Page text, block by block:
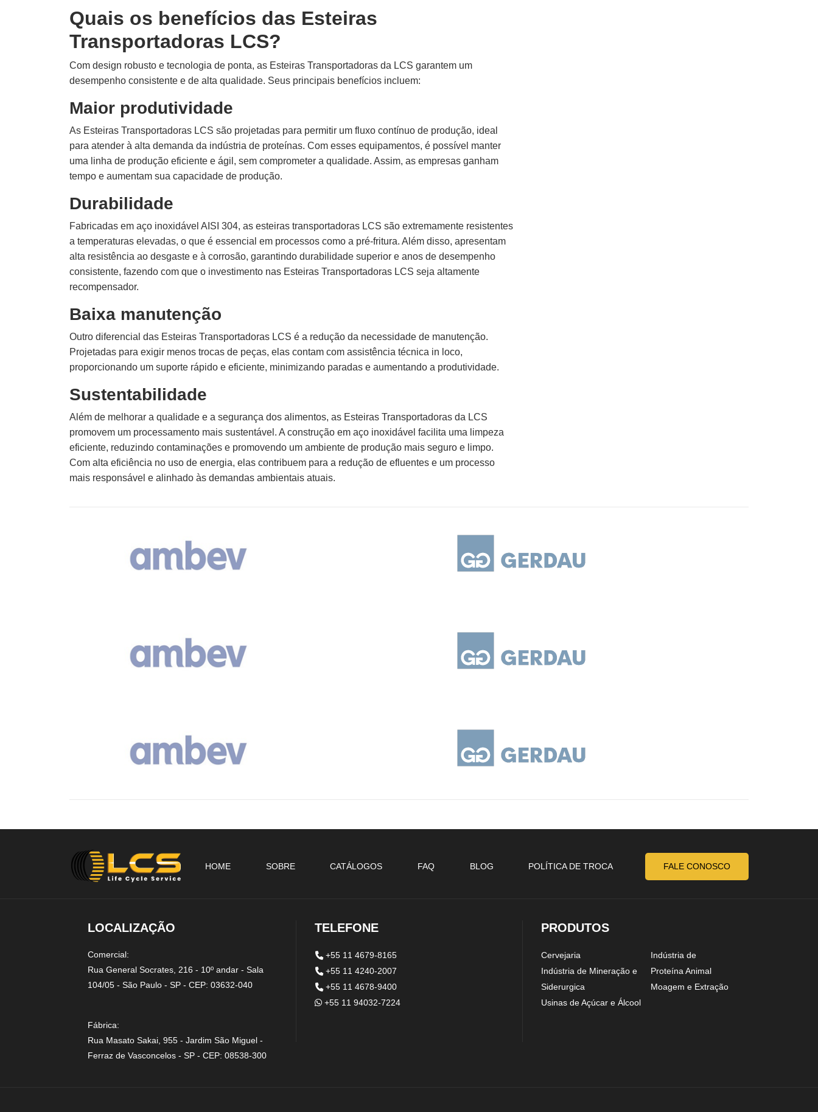
Quais os benefícios das Esteiras
Transportadoras LCS?
Com design robusto e tecnologia de ponta, as Esteiras Transportadoras da LCS garantem um
desempenho consistente e de alta qualidade. Seus principais benefícios incluem:
Maior produtividade
As Esteiras Transportadoras LCS são projetadas para permitir um fluxo contínuo de produção, ideal
para atender à alta demanda da indústria de proteínas. Com esses equipamentos, é possível manter
uma linha de produção eficiente e ágil, sem comprometer a qualidade. Assim, as empresas ganham
tempo e aumentam sua capacidade de produção.
Durabilidade
Fabricadas em aço inoxidável AISI 304, as esteiras transportadoras LCS são extremamente resistentes
a temperaturas elevadas, o que é essencial em processos como a pré-fritura. Além disso, apresentam
alta resistência ao desgaste e à corrosão, garantindo durabilidade superior e anos de desempenho
consistente, fazendo com que o investimento nas Esteiras Transportadoras LCS seja altamente
recompensador.
Baixa manutenção
Outro diferencial das Esteiras Transportadoras LCS é a redução da necessidade de manutenção.
Projetadas para exigir menos trocas de peças, elas contam com assistência técnica in loco,
proporcionando um suporte rápido e eficiente, minimizando paradas e aumentando a produtividade.
Sustentabilidade
Além de melhorar a qualidade e a segurança dos alimentos, as Esteiras Transportadoras da LCS
promovem um processamento mais sustentável. A construção em aço inoxidável facilita uma limpeza
eficiente, reduzindo contaminações e promovendo um ambiente de produção mais seguro e limpo.
Com alta eficiência no uso de energia, elas contribuem para a redução de efluentes e um processo
mais responsável e alinhado às demandas ambientais atuais.
HOME SOBRE CATÁLOGOS FAQ BLOG POLÍTICA DE TROCA FALE CONOSCO
LOCALIZAÇÃO
Comercial:
Rua General Socrates, 216 - 10º andar - Sala
104/05 - São Paulo - SP - CEP: 03632-040
Fábrica:
Rua Masato Sakai, 955 - Jardim São Miguel -
Ferraz de Vasconcelos - SP - CEP: 08538-300
TELEFONE
+55 11 4679-8165
+55 11 4240-2007
+55 11 4678-9400
+55 11 94032-7224
PRODUTOS
Cervejaria
Indústria de Mineração e
Siderurgica
Usinas de Açúcar e Álcool
Indústria de
Proteína Animal
Moagem e Extração